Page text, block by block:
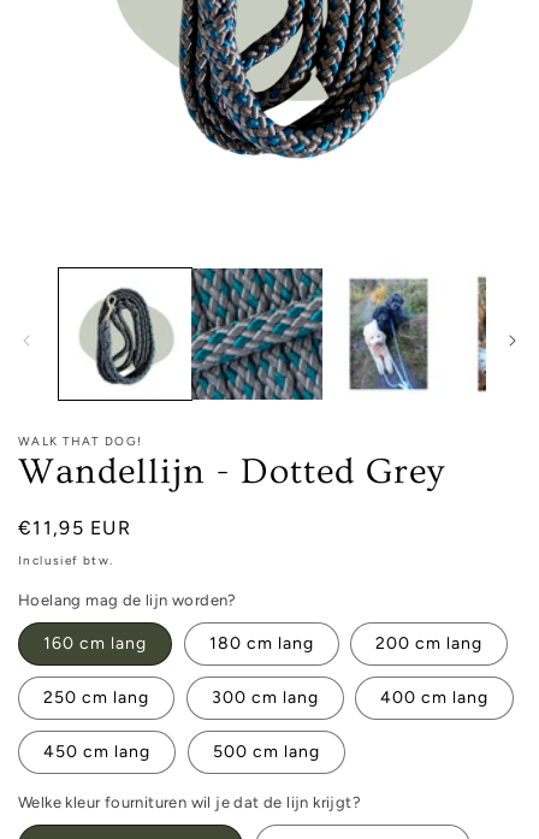
WALK THAT DOG!
Wandellijn - Dotted Grey
Normale
prijs
€11,95 EUR
Inclusief btw.
Hoelang mag de lijn worden?
160 cm lang 180 cm lang 200 cm lang
250 cm lang 300 cm lang 400 cm lang
450 cm lang 500 cm lang
Welke kleur fournituren wil je dat de lijn krijgt?